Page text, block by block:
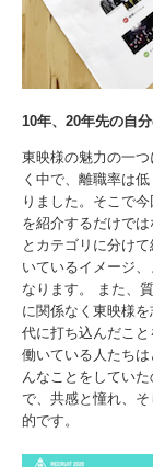
10年、20年先の自
東映様の魅力の一
く中で、離職率は
りました。そこで
を紹介するだけで
とカテゴリに分け
いているイメージ
なります。 また、
に関係なく東映様
代に打ち込んだこ
働いている人たち
んなことをしてい
で、共感と憧れ、
的です。